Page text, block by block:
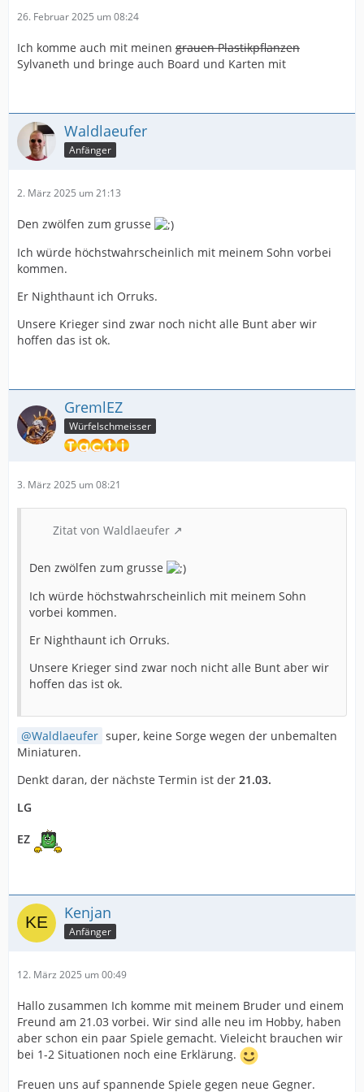
26. Februar 2025 um 08:24
Ich komme auch mit meinen grauen Plastikpflanzen
Sylvaneth und bringe auch Board und Karten mit
Waldlaeufer
Anfänger
2. März 2025 um 21:13
Den zwölfen zum grusse
Ich würde höchstwahrscheinlich mit meinem Sohn vorbei
kommen.
Er Nighthaunt ich Orruks.
Unsere Krieger sind zwar noch nicht alle Bunt aber wir
hoffen das ist ok.
GremlEZ
Würfelschmeisser
3. März 2025 um 08:21
Zitat von Waldlaeufer
Den zwölfen zum grusse
Ich würde höchstwahrscheinlich mit meinem Sohn
vorbei kommen.
Er Nighthaunt ich Orruks.
Unsere Krieger sind zwar noch nicht alle Bunt aber wir
hoffen das ist ok.
Waldlaeufer super, keine Sorge wegen der unbemalten
Miniaturen.
Denkt daran, der nächste Termin ist der 21.03.
LG
EZ
Kenjan
Anfänger
12. März 2025 um 00:49
Hallo zusammen Ich komme mit meinem Bruder und einem
Freund am 21.03 vorbei. Wir sind alle neu im Hobby, haben
aber schon ein paar Spiele gemacht. Vieleicht brauchen wir
bei 1-2 Situationen noch eine Erklärung.
Freuen uns auf spannende Spiele gegen neue Gegner.